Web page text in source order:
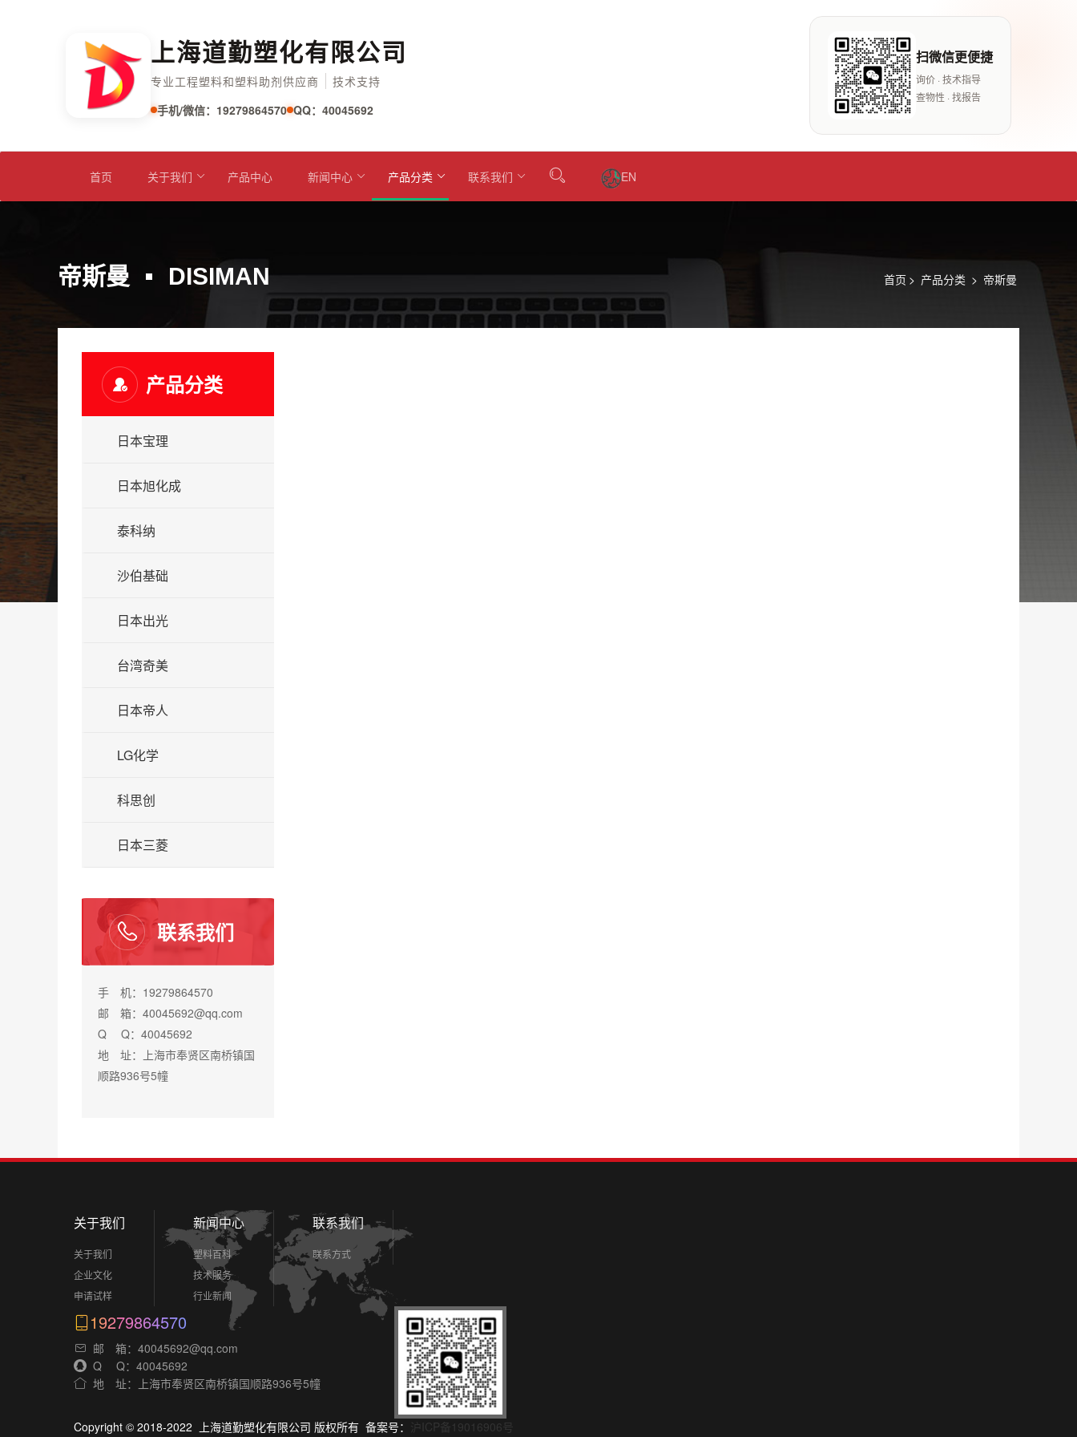
上海道勤塑化有限公司
专业工程塑料和塑料助剂供应商
技术支持
手机/微信：19279864570 QQ：40045692
扫微信更便捷
询价 · 技术指导
查物性 · 找报告
首页 关于我们 产品中心 新闻中心 产品分类 联系我们 EN
帝斯曼 DISIMAN 首页 > 产品分类 > 帝斯曼
产品分类
日本宝理
日本旭化成
泰科纳
沙伯基础
日本出光
台湾奇美
日本帝人
LG化学
科思创
日本三菱
联系我们
手 机：19279864570
邮 箱：40045692@qq.com
Q Q：40045692
地 址：上海市奉贤区南桥镇国
顺路936号5幢
关于我们
关于我们
企业文化
申请试样
新闻中心
塑料百科
技术服务
行业新闻
联系我们
联系方式
19279864570
邮 箱：40045692@qq.com
Q Q：40045692
地 址：上海市奉贤区南桥镇国顺路936号5幢
Copyright © 2018-2022 上海道勤塑化有限公司 版权所有 备案号： 沪ICP备19016906号